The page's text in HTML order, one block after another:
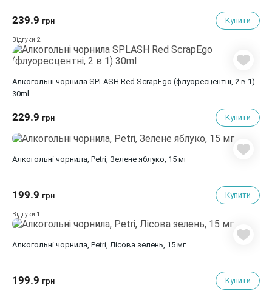
239.9 грн Купити
Відгуки 2
Алкогольні чорнилa SPLASH Red ScrapEgo (флуоресцентні, 2 в 1)
30ml
229.9 грн Купити
Алкогольні чорнила, Petri, Зелене яблуко, 15 мг
199.9 грн Купити
Відгуки 1
Алкогольні чорнила, Petri, Лісова зелень, 15 мг
199.9 грн Купити